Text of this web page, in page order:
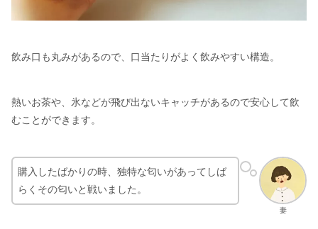
飲み口も丸みがあるので、口当たりがよく飲みやすい構造。
熱いお茶や、氷などが飛び出ないキャッチがあるので安心して飲
むことができます。
妻
購入したばかりの時、独特な匂いがあってしば
らくその匂いと戦いました。